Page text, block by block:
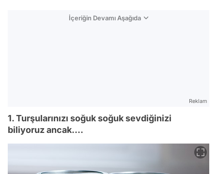
İçeriğin Devamı Aşağıda
Reklam
1. Turşularınızı soğuk soğuk sevdiğinizi
biliyoruz ancak....